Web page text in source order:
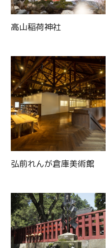
高山稲荷神社
弘前れんが倉庫美術館